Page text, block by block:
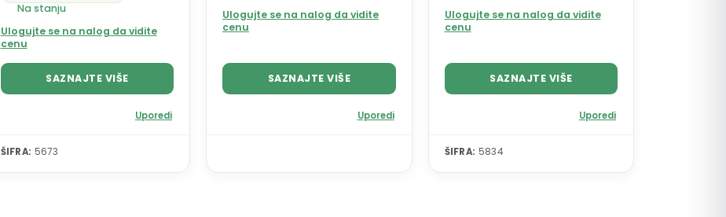
Na stanju
Ulogujte se na nalog da vidite
cenu
SAZNAJTE VIŠE
Uporedi
ŠIFRA: 5673
Ulogujte se na nalog da vidite
cenu
SAZNAJTE VIŠE
Uporedi
Ulogujte se na nalog da vidite
cenu
SAZNAJTE VIŠE
Uporedi
ŠIFRA: 5834